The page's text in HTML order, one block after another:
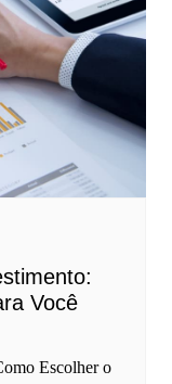
Você
Escolher o